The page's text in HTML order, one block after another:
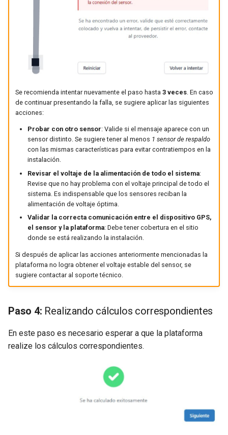
Se recomienda intentar nuevamente el paso hasta 3 veces. En caso
de continuar presentando la falla, se sugiere aplicar las siguientes
acciones:
Probar con otro sensor: Valide si el mensaje aparece con un
sensor distinto. Se sugiere tener al menos 1 sensor de respaldo
con las mismas características para evitar contratiempos en la
instalación.
Revisar el voltaje de la alimentación de todo el sistema:
Revise que no hay problema con el voltaje principal de todo el
sistema. Es indispensable que los sensores reciban la
alimentación de voltaje óptima.
Validar la correcta comunicación entre el dispositivo GPS,
el sensor y la plataforma: Debe tener cobertura en el sitio
donde se está realizando la instalación.
Si después de aplicar las acciones anteriormente mencionadas la
plataforma no logra obtener el voltaje estable del sensor, se
sugiere contactar al soporte técnico.
Paso 4: Realizando cálculos correspondientes
En este paso es necesario esperar a que la plataforma
realize los cálculos correspondientes.